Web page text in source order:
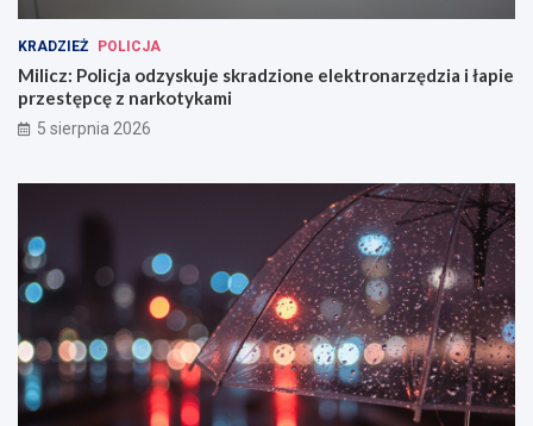
KRADZIEŻ POLICJA
Milicz: Policja odzyskuje skradzione elektronarzędzia i łapie
przestępcę z narkotykami
5 sierpnia 2026